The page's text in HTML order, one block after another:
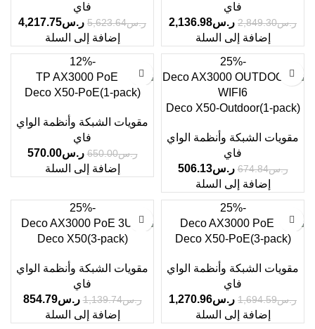
فاي
ر.س2,849.30 ر.س2,136.98
إضافة إلى السلة
فاي
ر.س5,623.64 ر.س4,217.75
إضافة إلى السلة
-25%
Deco X50-Outdoor(1-pack)
مقويات الشبكة وأنظمة الواي
فاي
ر.س674.84 ر.س506.13
إضافة إلى السلة
-12%
Deco X50-PoE(1-pack)
مقويات الشبكة وأنظمة الواي
فاي
ر.س650.00 ر.س570.00
إضافة إلى السلة
-25%
Deco X50-PoE(3-pack)
مقويات الشبكة وأنظمة الواي
فاي
ر.س1,694.59 ر.س1,270.96
إضافة إلى السلة
-25%
Deco X50(3-pack)
مقويات الشبكة وأنظمة الواي
فاي
ر.س1,139.74 ر.س854.79
إضافة إلى السلة